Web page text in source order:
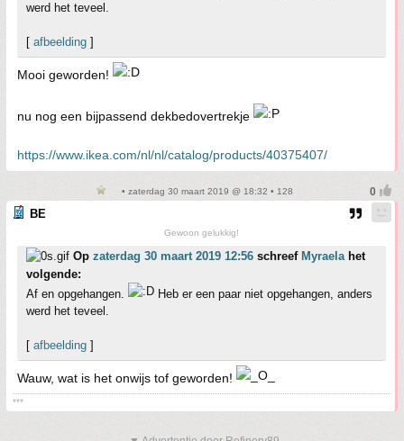
werd het teveel.
[ afbeelding ]
Mooi geworden!
nu nog een bijpassend dekbedovertrekje
https://www.ikea.com/nl/nl/catalog/products/40375407/
• zaterdag 30 maart 2019 @ 18:32 • 128
BE
Gewoon gelukkig!
Op zaterdag 30 maart 2019 12:56 schreef Myraelahet
volgende:
Af en opgehangen.
Heb er een paar niet opgehangen, anders
werd het teveel.
[ afbeelding ]
Wauw, wat is het onwijs tof geworden!
***